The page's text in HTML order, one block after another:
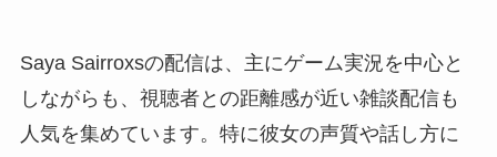
Saya Sairroxsの配信は、主にゲーム実況を中心と
しながらも、視聴者との距離感が近い雑談配信も
人気を集めています。特に彼女の声質や話し方に